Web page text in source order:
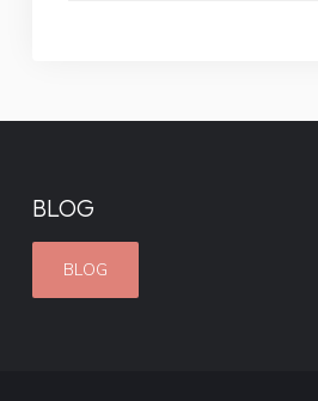
BLOG
BLOG